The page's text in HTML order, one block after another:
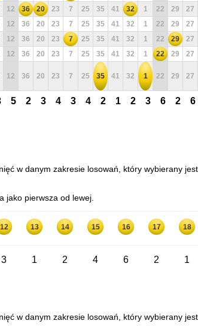
12 36 20 23 7 25 35 41 32 1 22 29 27
12 36 20 23 7 25 35 41 32 1 22 29 27
12 36 20 23 7 25 35 41 32 1 22 29 27
12 36 20 23 7 25 35 41 32 1 22 29 27
12 36 20 23 7 25 35 41 32 1 22 29 27
5 2 3 4 3 4 2 1 2 3 6 2 6
w danym zakresie losowań, który wybierany
jako pierwsza od lewej.
12 13 14 15 16 17 18
3 1 2 4 6 2 1
w danym zakresie losowań, który wybierany